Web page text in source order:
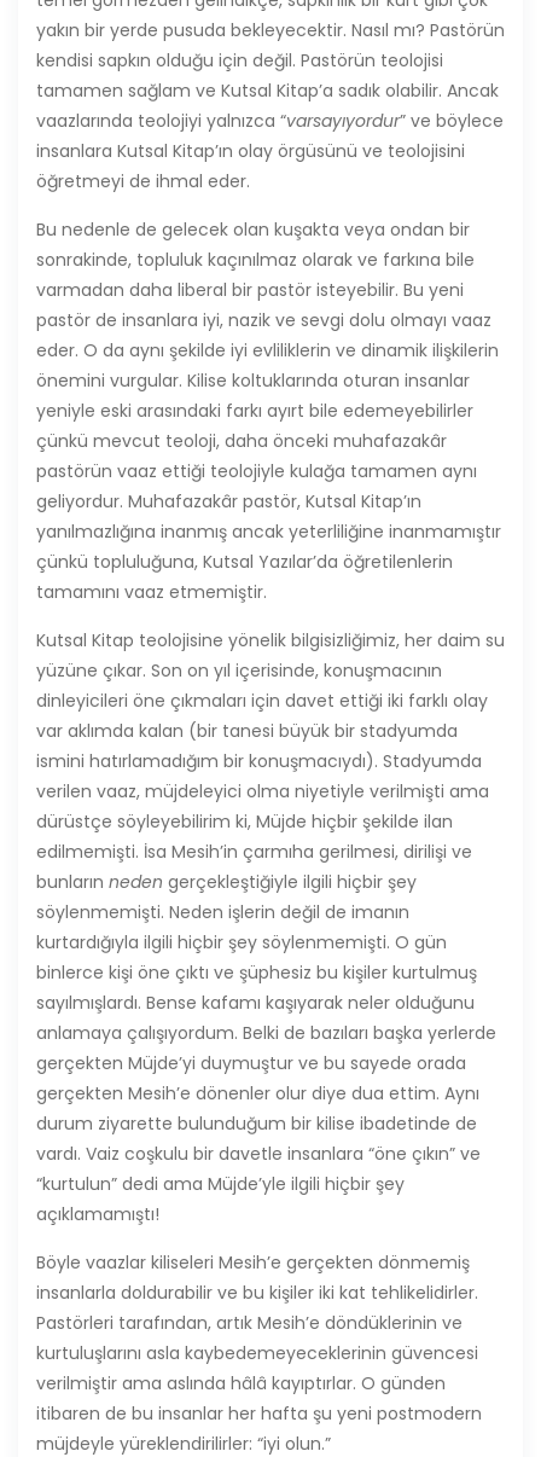
yakın bir yerde pusuda bekleyecektir. Nasıl mı? Pastörün
kendisi sapkın olduğu için değil. Pastörün teolojisi
tamamen sağlam ve Kutsal Kitap’a sadık olabilir. Ancak
vaazlarında teolojiyi yalnızca “varsayıyordur” ve böylece
insanlara Kutsal Kitap’ın olay örgüsünü ve teolojisini
öğretmeyi de ihmal eder.
Bu nedenle de gelecek olan kuşakta veya ondan bir
sonrakinde, topluluk kaçınılmaz olarak ve farkına bile
varmadan daha liberal bir pastör isteyebilir. Bu yeni
pastör de insanlara iyi, nazik ve sevgi dolu olmayı vaaz
eder. O da aynı şekilde iyi evliliklerin ve dinamik ilişkilerin
önemini vurgular. Kilise koltuklarında oturan insanlar
yeniyle eski arasındaki farkı ayırt bile edemeyebilirler
çünkü mevcut teoloji, daha önceki muhafazakâr
pastörün vaaz ettiği teolojiyle kulağa tamamen aynı
geliyordur. Muhafazakâr pastör, Kutsal Kitap’ın
yanılmazlığına inanmış ancak yeterliliğine inanmamıştır
çünkü topluluğuna, Kutsal Yazılar’da öğretilenlerin
tamamını vaaz etmemiştir.
Kutsal Kitap teolojisine yönelik bilgisizliğimiz, her daim su
yüzüne çıkar. Son on yıl içerisinde, konuşmacının
dinleyicileri öne çıkmaları için davet ettiği iki farklı olay
var aklımda kalan (bir tanesi büyük bir stadyumda
ismini hatırlamadığım bir konuşmacıydı). Stadyumda
verilen vaaz, müjdeleyici olma niyetiyle verilmişti ama
dürüstçe söyleyebilirim ki, Müjde hiçbir şekilde ilan
edilmemişti. İsa Mesih’in çarmıha gerilmesi, dirilişi ve
bunların neden gerçekleştiğiyle ilgili hiçbir şey
söylenmemişti. Neden işlerin değil de imanın
kurtardığıyla ilgili hiçbir şey söylenmemişti. O gün
binlerce kişi öne çıktı ve şüphesiz bu kişiler kurtulmuş
sayılmışlardı. Bense kafamı kaşıyarak neler olduğunu
anlamaya çalışıyordum. Belki de bazıları başka yerlerde
gerçekten Müjde’yi duymuştur ve bu sayede orada
gerçekten Mesih’e dönenler olur diye dua ettim. Aynı
durum ziyarette bulunduğum bir kilise ibadetinde de
vardı. Vaiz coşkulu bir davetle insanlara “öne çıkın” ve
“kurtulun” dedi ama Müjde’yle ilgili hiçbir şey
açıklamamıştı!
Böyle vaazlar kiliseleri Mesih’e gerçekten dönmemiş
insanlarla doldurabilir ve bu kişiler iki kat tehlikelidirler.
Pastörleri tarafından, artık Mesih’e döndüklerinin ve
kurtuluşlarını asla kaybedemeyeceklerinin güvencesi
verilmiştir ama aslında hâlâ kayıptırlar. O günden
itibaren de bu insanlar her hafta şu yeni postmodern
müjdeyle yüreklendirilirler: “iyi olun.”